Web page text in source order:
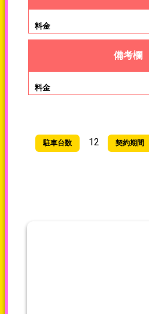
備考欄
駐車台数 12 契約期間